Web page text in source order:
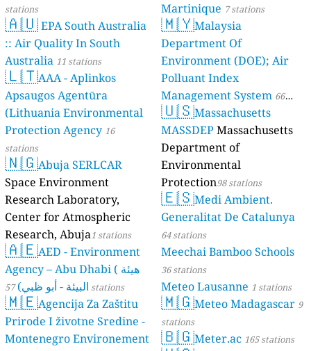
stations
🇦🇺EPA South Australia
:: Air Quality In South
Australia 11 stations
🇱🇹AAA - Aplinkos
Apsaugos Agentūra
(Lithuania Environmental
Protection Agency 16
stations
🇳🇬Abuja SERLCAR
Space Environment
Research Laboratory,
Center for Atmospheric
Research, Abuja1 stations
🇦🇪AED - Environment
Agency – Abu Dhabi ( هيئة
البيئة - أبو ظبي) 57 stations
🇲🇪Agencija Za Zaštitu
Prirode I životne Sredine -
Montenegro Environement
Martinique 7 stations
🇲🇾Malaysia
Department Of
Environment (DOE); Air
Polluant Index
Management System 66
stations
🇺🇸Massachusetts
MASSDEP Massachusetts
Department of
Environmental
Protection98 stations
🇪🇸Medi Ambient.
Generalitat De Catalunya
64 stations
Meechai Bamboo Schools
36 stations
Meteo Lausanne 1 stations
🇲🇬Meteo Madagascar 9
stations
🇧🇬Meter.ac 165 stations